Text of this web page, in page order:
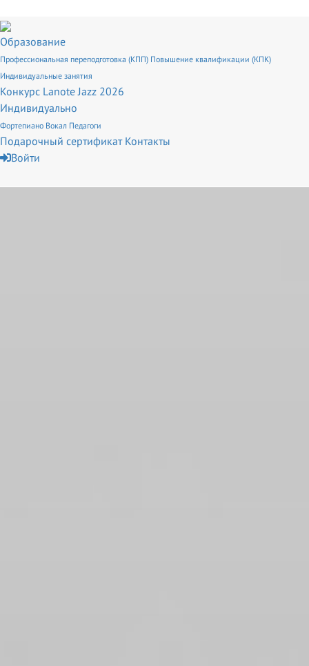
Образование
Профессиональная переподготовка (КПП) Повышение квалификации (КПК)
Индивидуальные занятия
Конкурс Lanote Jazz 2026
Индивидуально
Фортепиано Вокал Педагоги
Подарочный сертификат Контакты
Войти